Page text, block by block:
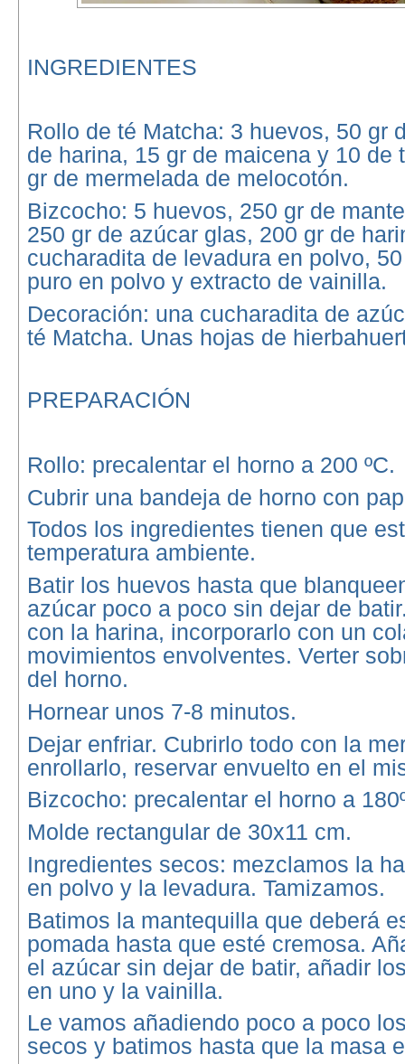
INGREDIENTES
Rollo de té Matcha: 3 huevos, 50 gr
de harina, 15 gr de maicena y 10 de
gr de mermelada de melocotón.
Bizcocho: 5 huevos, 250 gr de
250 gr de azúcar glas, 200 gr de
cucharadita de levadura en polvo,
puro en polvo y extracto de vainilla.
Decoración: una cucharadita de
té Matcha. Unas hojas de
PREPARACIÓN
Rollo: precalentar el horno a 200 ºC.
Cubrir una bandeja de horno con
Todos los ingredientes tienen que
temperatura ambiente.
Batir los huevos hasta que
azúcar poco a poco sin dejar de
con la harina, incorporarlo con un
movimientos envolventes. Verter
del horno.
Hornear unos 7-8 minutos.
Dejar enfriar. Cubrirlo todo con la
enrollarlo, reservar envuelto en el
Bizcocho: precalentar el horno a
Molde rectangular de 30x11 cm.
Ingredientes secos: mezclamos la
en polvo y la levadura. Tamizamos.
Batimos la mantequilla que deberá
pomada hasta que esté cremosa.
el azúcar sin dejar de batir, añadir
en uno y la vainilla.
Le vamos añadiendo poco a poco
secos y batimos hasta que la masa